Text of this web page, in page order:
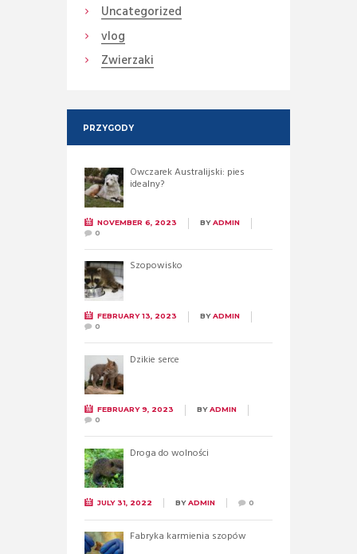
Uncategorized
vlog
Zwierzaki
PRZYGODY
Owczarek Australijski: pies
idealny?
NOVEMBER 6, 2023 BYADMIN
0
Szopowisko
FEBRUARY 13, 2023 BYADMIN
0
Dzikie serce
FEBRUARY 9, 2023 BYADMIN
0
Droga do wolności
JULY 31, 2022 BYADMIN 0
Fabryka karmienia szopów